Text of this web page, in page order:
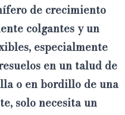
de crecimiento
colgantes y un
especialmente
en un talud de
o enbordillo de una
solo necesita un